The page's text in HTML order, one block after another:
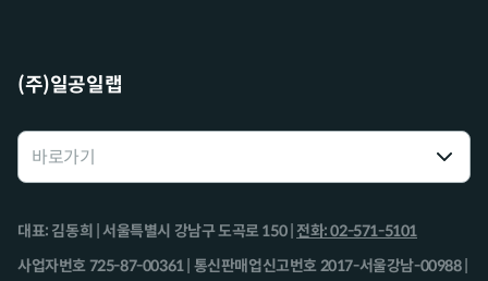
(주)일공일랩
대표: 김동희 | 서울특별시 강남구 도곡로 150 | 전화: 02-571-5101
사업자번호 725-87-00361 | 통신판매업신고번호 2017-서울강남-00988 |